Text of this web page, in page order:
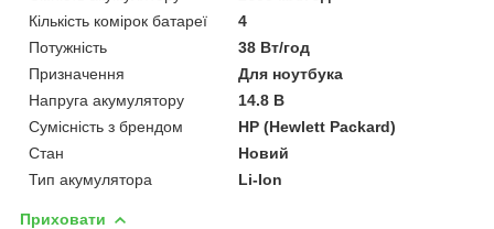
Кількість комірок батареї
4
Потужність
38 Вт/год
Призначення
Для ноутбука
Напруга акумулятору
14.8 В
Сумісність з брендом
HP (Hewlett Packard)
Стан
Новий
Тип акумулятора
Li-Ion
Приховати